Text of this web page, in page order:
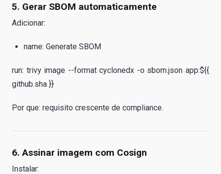
5. Gerar SBOM automaticamente
Adicionar:
name: Generate SBOM
run: trivy image --format cyclonedx -o sbom.json app:${{
github.sha }}
Por que: requisito crescente de compliance.
6. Assinar imagem com Cosign
Instalar: